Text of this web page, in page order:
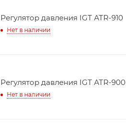
Регулятор давления IGT ATR-910
Нет в наличии
Регулятор давления IGT ATR-900
Нет в наличии